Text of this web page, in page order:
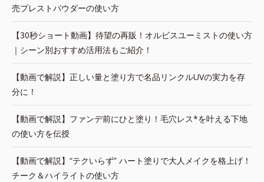
売プレストパウダーの使い方
【30秒ショート動画】待望の再販！オルビスユーミストの使い方
｜シーン別おすすめ活用法もご紹介！
【動画で解説】正しい量と塗り方で名品リンクルUVの実力を存
分に！
【動画で解説】ファンデ前にひと塗り！毛穴レス*を叶える下地
の使い方を伝授
【動画で解説】“テクいらず” ハート塗りで大人メイクを格上げ！
チーク＆ハイライトの使い方